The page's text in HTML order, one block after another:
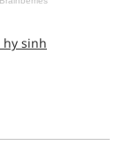
hy sinh